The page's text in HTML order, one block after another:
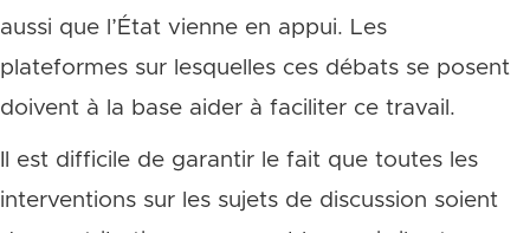
aussi que l’État vienne en appui. Les
plateformes sur lesquelles ces débats se posent
doivent à la base aider à faciliter ce travail.
Il est difficile de garantir le fait que toutes les
interventions sur les sujets de discussion soient